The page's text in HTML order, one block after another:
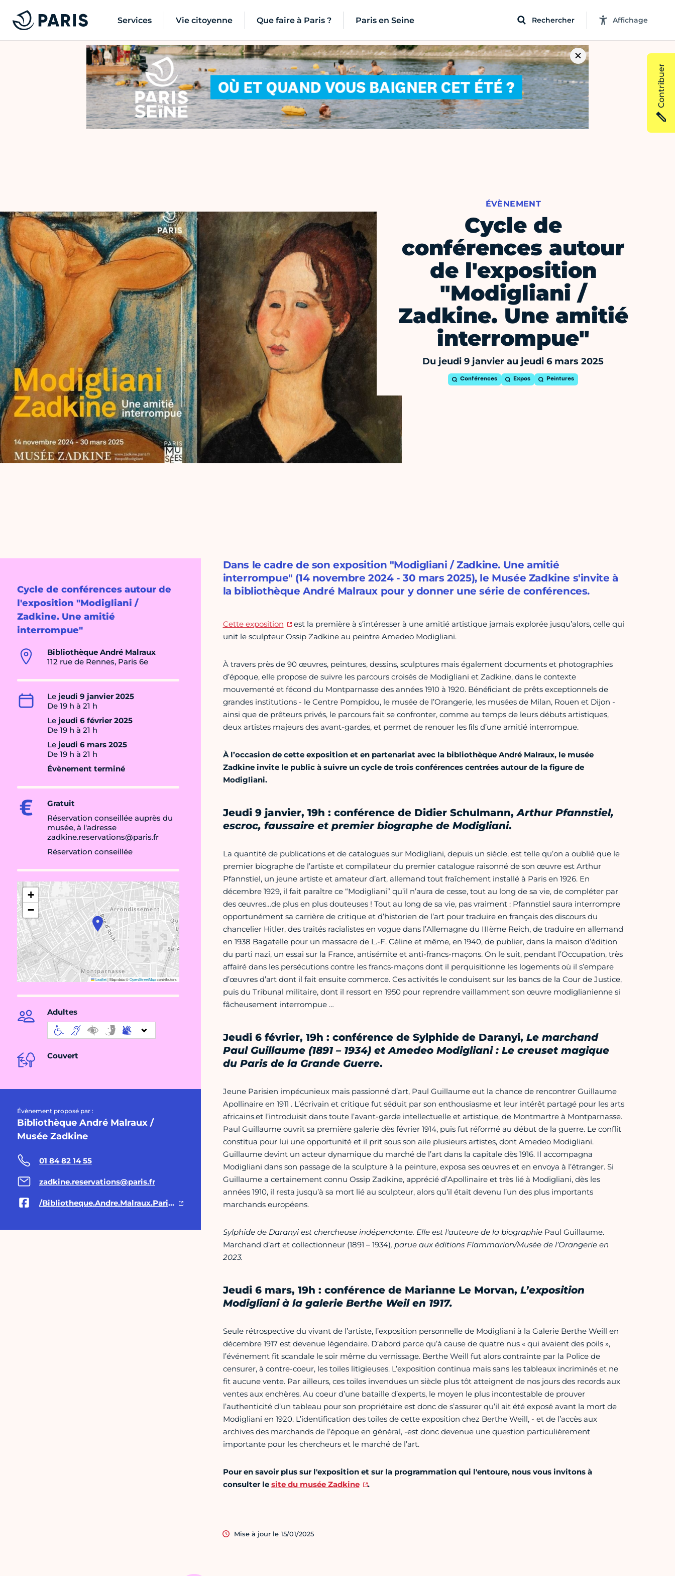
Services Vie citoyenne Que faire à Paris ? Paris en Seine Rechercher Affichage
ÉVÈNEMENT
Cycle de
conférences autour
de l'exposition
"Modigliani /
Zadkine. Une amitié
interrompue"
Du jeudi 9 janvier au jeudi 6 mars 2025
Conférences Expos Peintures
Cycle de conférences autour de
l'exposition "Modigliani /
Zadkine. Une amitié
interrompue"
Bibliothèque André Malraux
112 rue de Rennes, Paris 6e
Le jeudi 9 janvier 2025
De 19 h à 21 h
Le jeudi 6 février 2025
De 19 h à 21 h
Le jeudi 6 mars 2025
De 19 h à 21 h
Évènement terminé
Gratuit
Réservation conseillée auprès du
musée, à l'adresse
zadkine.reservations@paris.fr
Réservation conseillée
+
−
Leaflet|Map data ©OpenStreetMapcontributors
Adultes
Couvert
Évènement proposé par :
Bibliothèque André Malraux /
Musée Zadkine
01 84 82 14 55
zadkine.reservations@paris.fr
/Bibliotheque.Andre.Malraux.Paris.6eme
Dans le cadre de son exposition "Modigliani / Zadkine. Une amitié
interrompue" (14 novembre 2024 - 30 mars 2025), le Musée Zadkine s'invite à
la bibliothèque André Malraux pour y donner une série de conférences.
Cette exposition
est la première à s’intéresser à une amitié artistique jamais explorée jusqu’alors, celle qui
unit le sculpteur Ossip Zadkine au peintre Amedeo Modigliani.
À travers près de 90 œuvres, peintures, dessins, sculptures mais également documents et photographies
d’époque, elle propose de suivre les parcours croisés de Modigliani et Zadkine, dans le contexte
mouvementé et fécond du Montparnasse des années 1910 à 1920. Bénéﬁciant de prêts exceptionnels de
grandes institutions - le Centre Pompidou, le musée de l’Orangerie, les musées de Milan, Rouen et Dijon -
ainsi que de prêteurs privés, le parcours fait se confronter, comme au temps de leurs débuts artistiques,
deux artistes majeurs des avant-gardes, et permet de renouer les ﬁls d’une amitié interrompue.
À l’occasion de cette expositionet en partenariat avec la bibliothèque André Malraux, le musée
Zadkine invite le public à suivre un cycle de trois conférences centrées autour de la figure de
Modigliani.
Jeudi 9 janvier, 19h : conférence de Didier Schulmann,Arthur Pfannstiel,
escroc, faussaire et premier biographe de Modigliani.
La quantité de publications et de catalogues sur Modigliani, depuis un siècle, est telle qu’on a oublié que le
premier biographe de l’artiste et compilateur du premier catalogue raisonné de son œuvre est Arthur
Pfannstiel, un jeune artiste et amateur d’art, allemand tout fraîchement installé à Paris en 1926. En
décembre 1929, il fait paraître ce “Modigliani” qu’il n’aura de cesse, tout au long de sa vie, de compléter par
des œuvres…de plus en plus douteuses ! Tout au long de sa vie, pas vraiment : Pfannstiel saura interrompre
opportunément sa carrière de critique et d’historien de l’art pour traduire en français des discours du
chancelier Hitler, des traités racialistes en vogue dans l’Allemagne du IIIème Reich, de traduire en allemand
en 1938 Bagatelle pour un massacre de L.-F. Céline et même, en 1940, de publier, dans la maison d’édition
du parti nazi, un essai sur la France, antisémite et anti-francs-maçons. On le suit, pendant l’Occupation, très
affairé dans les persécutions contre les francs-maçons dont il perquisitionne les logements où il s’empare
d’œuvres d’art dont il fait ensuite commerce. Ces activités le conduisent sur les bancs de la Cour de Justice,
puis du Tribunal militaire, dont il ressort en 1950 pour reprendre vaillamment son œuvre modiglianienne si
fâcheusement interrompue …
Jeudi 6 février, 19h : conférence de Sylphide de Daranyi, Le marchand
Paul Guillaume (1891 – 1934) et Amedeo Modigliani : Le creuset magique
du Paris de la Grande Guerre.
Jeune Parisien impécunieux mais passionné d’art, Paul Guillaume eut la chance de rencontrer Guillaume
Apollinaire en 1911 . L’écrivain et critique fut séduit par son enthousiasme et leur intérêt partagé pour les arts
africains.et l’introduisit dans toute l’avant-garde intellectuelle et artistique, de Montmartre à Montparnasse.
Paul Guillaume ouvrit sa première galerie dès février 1914, puis fut réformé au début de la guerre. Le conflit
constitua pour lui une opportunité et il prit sous son aile plusieurs artistes, dont Amedeo Modigliani.
Guillaume devint un acteur dynamique du marché de l’art dans la capitale dès 1916. Il accompagna
Modigliani dans son passage de la sculpture à la peinture, exposa ses œuvres et en envoya à l’étranger. Si
Guillaume a certainement connu Ossip Zadkine, apprécié d’Apollinaire et très lié à Modigliani, dès les
années 1910, il resta jusqu’à sa mort lié au sculpteur, alors qu’il était devenu l’un des plus importants
marchands européens.
Sylphide de Daranyi est chercheuse indépendante. Elle est l'auteure de la biographie Paul Guillaume.
Marchand d’art et collectionneur (1891 – 1934), parue aux éditions Flammarion/Musée de l’Orangerie en
2023.
Jeudi 6 mars, 19h : conférence de Marianne Le Morvan, L’exposition
Modigliani à la galerie Berthe Weil en 1917.
Seule rétrospective du vivant de l’artiste, l’exposition personnelle de Modigliani à la Galerie Berthe Weill en
décembre 1917 est devenue légendaire. D’abord parce qu’à cause de quatre nus « qui avaient des poils »,
l’événement fit scandale le soir même du vernissage. Berthe Weill fut alors contrainte par la Police de
censurer, à contre-coeur, les toiles litigieuses. L’exposition continua mais sans les tableaux incriminés et ne
fit aucune vente. Par ailleurs, ces toiles invendues un siècle plus tôt atteignent de nos jours des records aux
ventes aux enchères. Au coeur d’une bataille d’experts, le moyen le plus incontestable de prouver
l’authenticité d’un tableau pour son propriétaire est donc de s’assurer qu’il ait été exposé avant la mort de
Modigliani en 1920. L’identification des toiles de cette exposition chez Berthe Weill, - et de l’accès aux
archives des marchands de l’époque en général, -est donc devenue une question particulièrement
importante pour les chercheurs et le marché de l’art.
Pour en savoir plus sur l'exposition et sur la programmation qui l'entoure, nous vous invitons à
consulter le site du musée Zadkine .
Mise à jour le 15/01/2025
Contribuer